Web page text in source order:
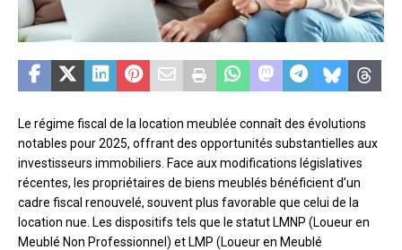
Le régime fiscal de la location meublée connaît des évolutions
notables pour 2025, offrant des opportunités substantielles aux
investisseurs immobiliers. Face aux modifications législatives
récentes, les propriétaires de biens meublés bénéficient d’un
cadre fiscal renouvelé, souvent plus favorable que celui de la
location nue. Les dispositifs tels que le statut LMNP (Loueur en
Meublé Non Professionnel) et LMP (Loueur en Meublé